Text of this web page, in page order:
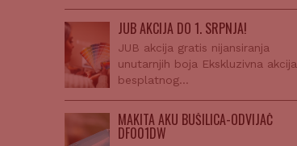
JUB AKCIJA DO 1. SRPNJA!
JUB akcija gratis nijansiranja
unutarnjih boja Ekskluzivna akcija
besplatnog…
MAKITA AKU BUŠILICA-ODVIJAČ
DF001DW